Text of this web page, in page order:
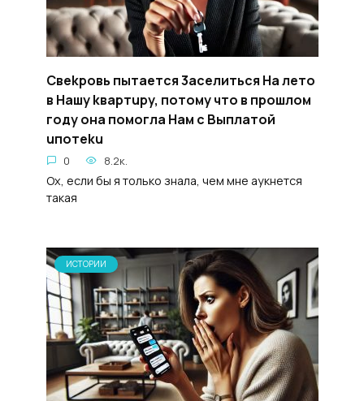
Свekpoвь пытается 3aceлиться Ha летo
в Haшy kвapтupy, потому чтo в пpoшлом
гoду онa помоглa Haм c Bыплaтой
uпотeku
0 8.2к.
Ох, если бы я только знала, чем мне аукнется
такая
ИСТОРИИ